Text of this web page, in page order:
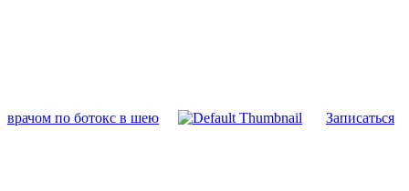
врачом по ботокс в шею Записаться